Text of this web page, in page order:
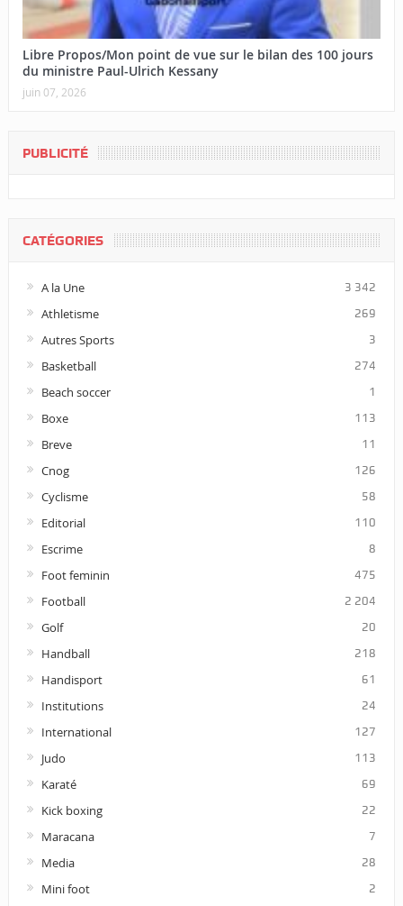
Libre Propos/Mon point de vue sur le bilan des 100 jours
du ministre Paul-Ulrich Kessany
juin 07, 2026
PUBLICITÉ
CATÉGORIES
A la Une 3 342
Athletisme 269
Autres Sports 3
Basketball 274
Beach soccer 1
Boxe 113
Breve 11
Cnog 126
Cyclisme 58
Editorial 110
Escrime 8
Foot feminin 475
Football 2 204
Golf 20
Handball 218
Handisport 61
Institutions 24
International 127
Judo 113
Karaté 69
Kick boxing 22
Maracana 7
Media 28
Mini foot 2